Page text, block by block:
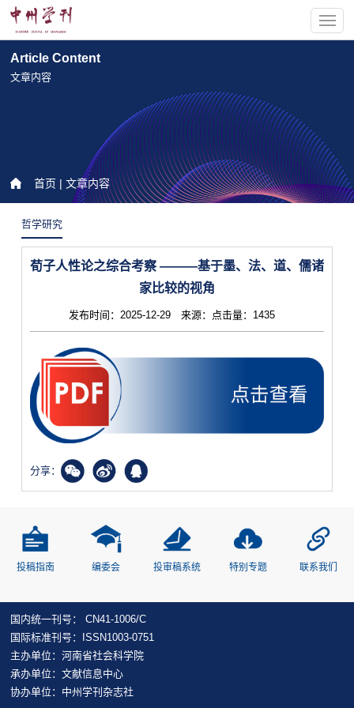
Article Content
文章内容
首页 | 文章内容
哲学研究
荀子人性论之综合考察 ———基于墨、法、道、儒诸
家比较的视角
发布时间：2025-12-29 来源：点击量：1435
分享：
投稿指南 编委会 投审稿系统 特别专题 联系我们
国内统一刊号： CN41-1006/C
国际标准刊号：ISSN1003-0751
主办单位：河南省社会科学院
承办单位：文献信息中心
协办单位：中州学刊杂志社